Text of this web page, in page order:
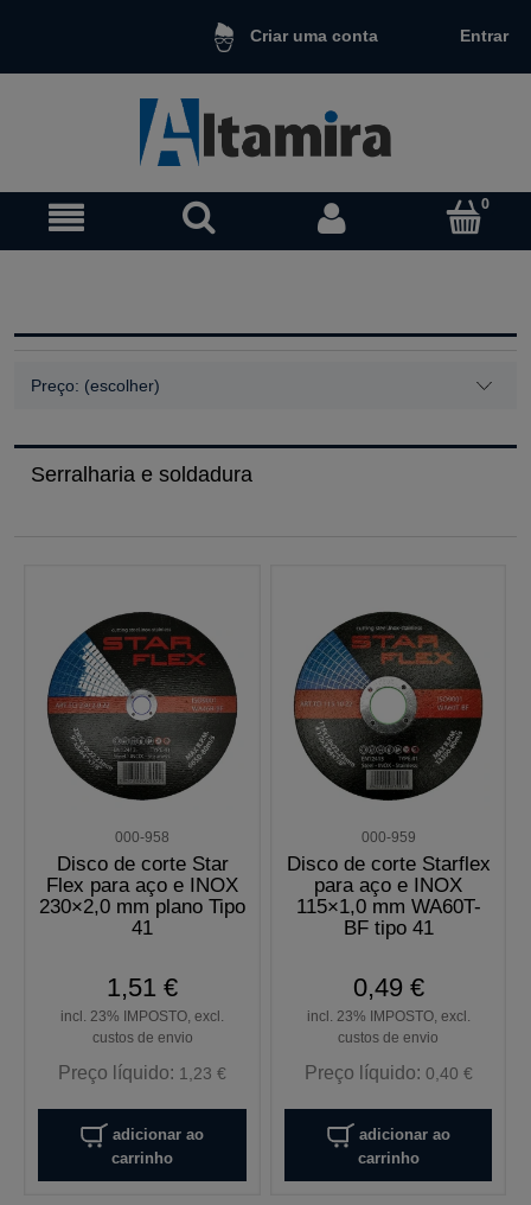
Criar uma conta Entrar
Preço: (escolher)
Serralharia e soldadura
000-958
Disco de corte Star
Flex para aço e INOX
230×2,0 mm plano Tipo
41
1,51 €
incl. 23% IMPOSTO, excl.
custos de envio
Preço líquido: 1,23 €
adicionar ao
carrinho
000-959
Disco de corte Starflex
para aço e INOX
115×1,0 mm WA60T-
BF tipo 41
0,49 €
incl. 23% IMPOSTO, excl.
custos de envio
Preço líquido: 0,40 €
adicionar ao
carrinho